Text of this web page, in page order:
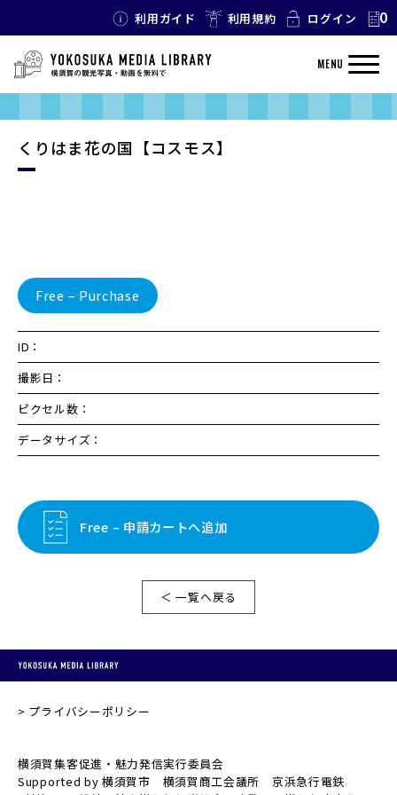
利用ガイド 利用規約 ログイン 0
MENU
くりはま花の国【コスモス】
Free – Purchase
ID：
撮影日：
ピクセル数：
データサイズ：
Free – 申請カートへ追加
＜ 一覧へ戻る
プライバシーポリシー
横須賀集客促進・魅力発信実行委員会
Supported by 横須賀市 横須賀商工会議所 京浜急行電鉄